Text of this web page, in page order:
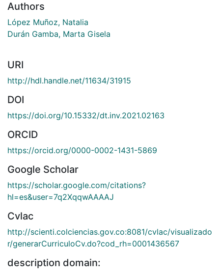
Authors
López Muñoz, Natalia
Durán Gamba, Marta Gisela
URI
http://hdl.handle.net/11634/31915
DOI
https://doi.org/10.15332/dt.inv.2021.02163
ORCID
https://orcid.org/0000-0002-1431-5869
Google Scholar
https://scholar.google.com/citations?
hl=es&user=7q2XqqwAAAAJ
Cvlac
http://scienti.colciencias.gov.co:8081/cvlac/visualizado
r/generarCurriculoCv.do?cod_rh=0001436567
description domain: